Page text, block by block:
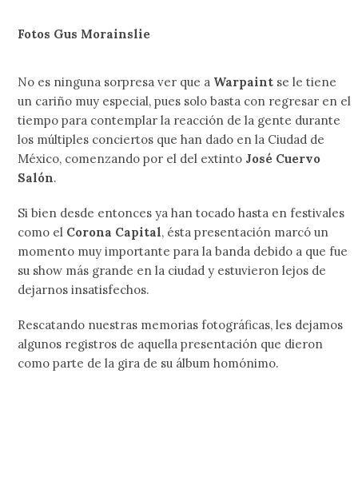
Fotos Gus Morainslie
No es ninguna sorpresa ver que a Warpaint se le tiene
un cariño muy especial, pues solo basta con regresar en el
tiempo para contemplar la reacción de la gente durante
los múltiples conciertos que han dado en la Ciudad de
México, comenzando por el del extinto José Cuervo
Salón.
Si bien desde entonces ya han tocado hasta en festivales
como el Corona Capital, ésta presentación marcó un
momento muy importante para la banda debido a que fue
su show más grande en la ciudad y estuvieron lejos de
dejarnos insatisfechos.
Rescatando nuestras memorias fotográficas, les dejamos
algunos registros de aquella presentación que dieron
como parte de la gira de su álbum homónimo.